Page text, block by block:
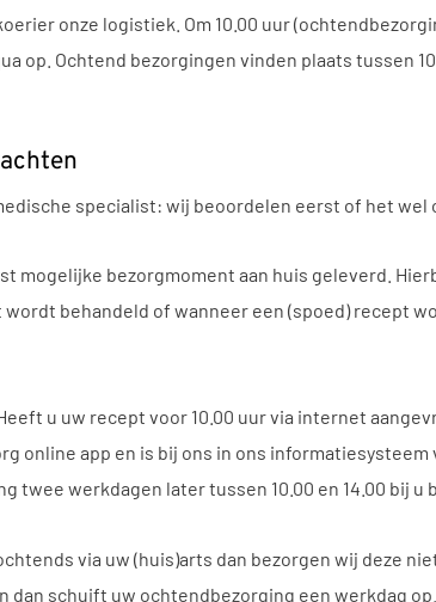
onze logistiek. Om 10.00 uur
op. Ochtend bezorgingen vinden plaats tussen
specialist: wij beoordelen eerst of het wel
mogelijke bezorgmoment aan huis geleverd.
behandeld of wanneer een (spoed) recept
u uw recept voor 10.00 uur via internet
online app en is bij ons in ons
twee werkdagen later tussen 10.00 en 14.00 bij u
via uw (huis)arts dan bezorgen wij deze
dan schuift uw ochtendbezorging een werkdag